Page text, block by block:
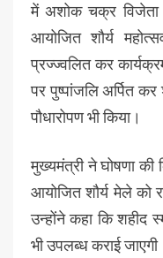
में अशोक चक्र विजेता
आयोजित शौर्य
प्रज्ज्वलित कर
पर पुष्पांजलि अर्पित
पौधारोपण भी किया।
मुख्यमंत्री ने घोषणा की
आयोजित शौर्य मेले को
उन्होंने कहा कि शहीद
भी उपलब्ध कराई